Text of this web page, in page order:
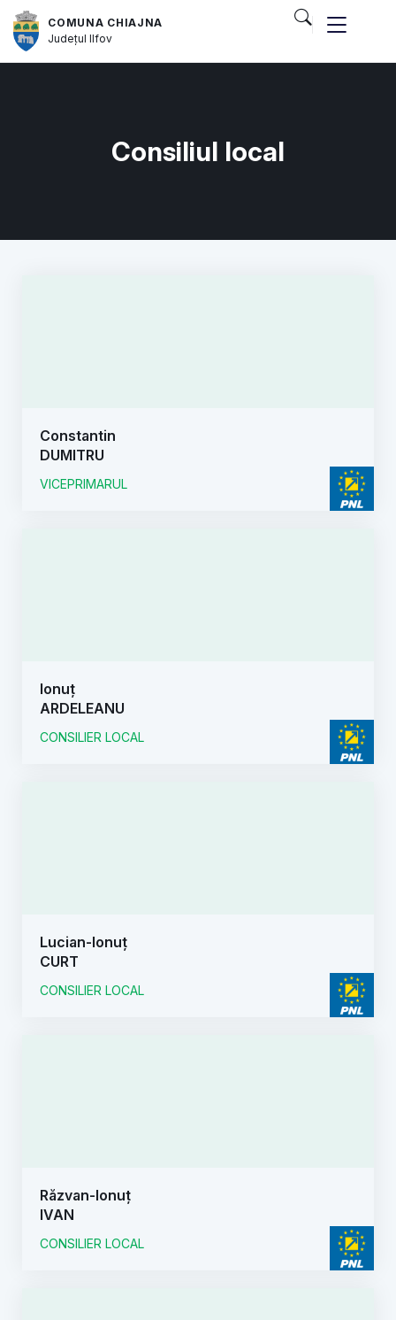
COMUNA CHIAJNA
JudețulIlfov
Consiliul local
Constantin
DUMITRU
VICEPRIMARUL
Ionuț
ARDELEANU
CONSILIER LOCAL
Lucian-Ionuț
CURT
CONSILIER LOCAL
Răzvan-Ionuț
IVAN
CONSILIER LOCAL